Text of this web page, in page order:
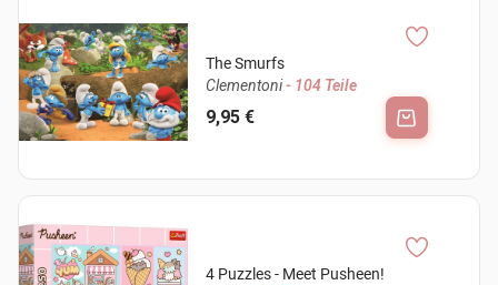
The Smurfs
Clementoni- 104 Teile
9,95 €
4 Puzzles - Meet Pusheen!